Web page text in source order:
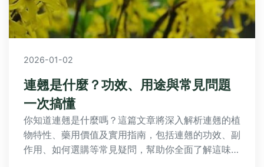
2026-01-02
連翹是什麼？功效、用途與常見問題
一次搞懂
你知道連翹是什麼嗎？這篇文章將深入解析連翹的植
物特性、藥用價值及實用指南，包括連翹的功效、副
作用、如何選購等常見疑問，幫助你全面了解這味中